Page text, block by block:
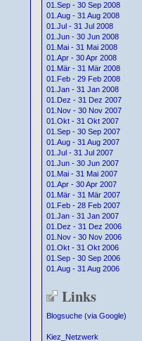
01.Sep - 30 Sep 2008
01.Aug - 31 Aug 2008
01.Jul - 31 Jul 2008
01.Jun - 30 Jun 2008
01.Mai - 31 Mai 2008
01.Apr - 30 Apr 2008
01.Mär - 31 Mär 2008
01.Feb - 29 Feb 2008
01.Jan - 31 Jan 2008
01.Dez - 31 Dez 2007
01.Nov - 30 Nov 2007
01.Okt - 31 Okt 2007
01.Sep - 30 Sep 2007
01.Aug - 31 Aug 2007
01.Jul - 31 Jul 2007
01.Jun - 30 Jun 2007
01.Mai - 31 Mai 2007
01.Apr - 30 Apr 2007
01.Mär - 31 Mär 2007
01.Feb - 28 Feb 2007
01.Jan - 31 Jan 2007
01.Dez - 31 Dez 2006
01.Nov - 30 Nov 2006
01.Okt - 31 Okt 2006
01.Sep - 30 Sep 2006
01.Aug - 31 Aug 2006
Links
Blogsuche (via Google)
Kiez_Netzwerk